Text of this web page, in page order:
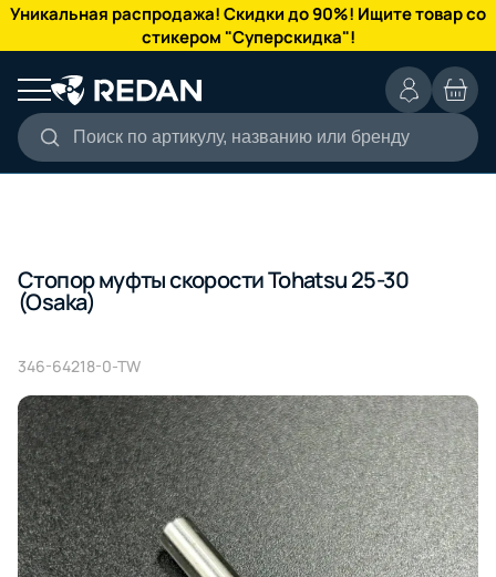
Уникальная распродажа! Скидки до 90%! Ищите товар со
стикером "Суперскидка"!
Поиск по артикулу, названию или бренду
КАТАЛОГ
Стопор муфты скорости Tohatsu 25-30
(Osaka)
346-64218-0-TW